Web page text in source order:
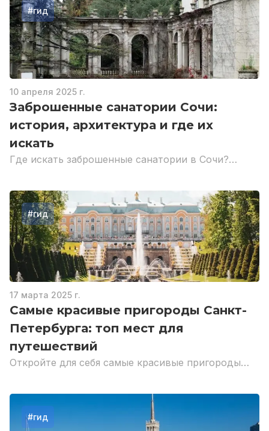
#гид
10 апреля 2025 г.
Заброшенные санатории Сочи:
история, архитектура и где их
искать
Где искать заброшенные санатории в Сочи?
санаторий Волна и Приморье
#гид
17 марта 2025 г.
Самые красивые пригороды Санкт-
Петербурга: топ мест для
путешествий
Откройте для себя самые красивые пригороды
места для отдыха.
#гид